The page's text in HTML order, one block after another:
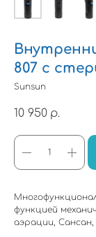
807 с
Sunsun
10 950 р.
функцией
аэрации, Сансан,